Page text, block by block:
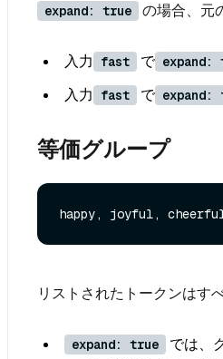
expand: true の場合、元
入力 fast で expand:
入力 fast で expand:
等価グループ
リストされたトークンはす
expand: true
では、